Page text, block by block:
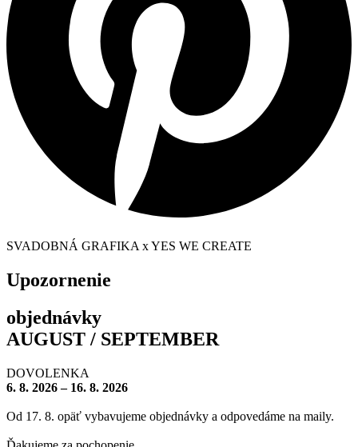
SVADOBNÁ GRAFIKA x YES WE CREATE
Upozornenie
objednávky
AUGUST / SEPTEMBER
DOVOLENKA
6. 8. 2026 – 16. 8. 2026
Od 17. 8. opäť vybavujeme objednávky a odpovedáme na maily.